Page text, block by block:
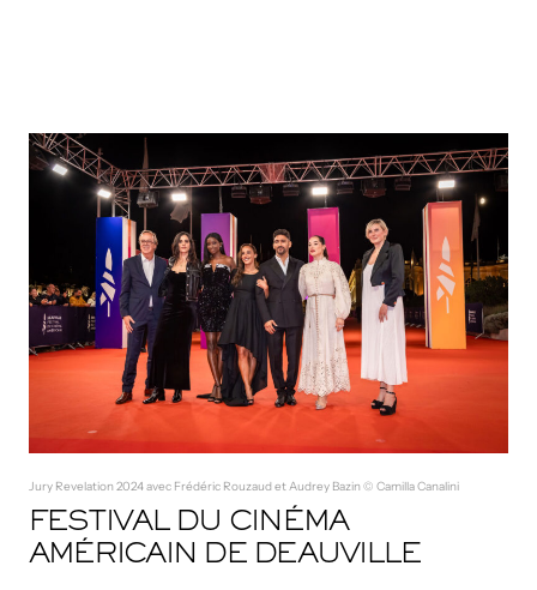
Jury Revelation 2024 avec Frédéric Rouzaud et Audrey Bazin © Camilla Canalini
FESTIVAL DU CINÉMA
AMÉRICAIN DE DEAUVILLE